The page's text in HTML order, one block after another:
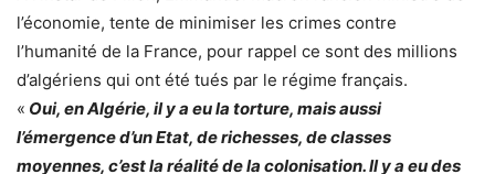
l’économie, tente de minimiser les crimes contre
l’humanité de la France, pour rappel ce sont des millions
d’algériens qui ont été tués par le régime français.
« Oui, en Algérie, il y a eu la torture, mais aussi
l’émergence d’un Etat, de richesses, de classes
moyennes, c’est la réalité de la colonisation. Il y a eu des